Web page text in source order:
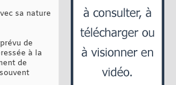
sa nature
de
à la
de